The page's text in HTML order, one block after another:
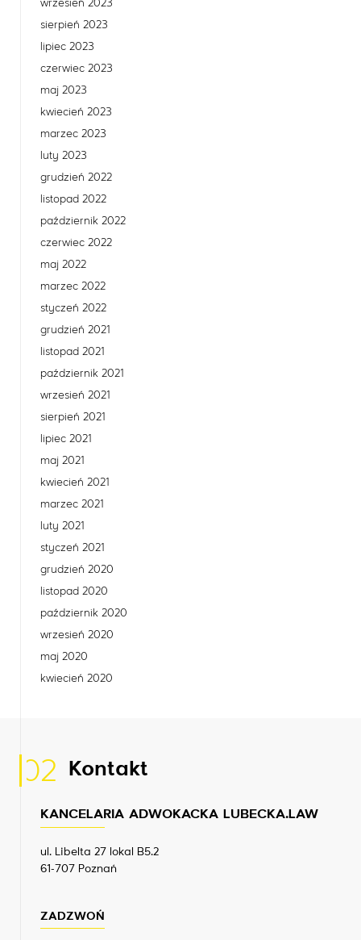
wrzesień 2023
sierpień 2023
lipiec 2023
czerwiec 2023
maj 2023
kwiecień 2023
marzec 2023
luty 2023
grudzień 2022
listopad 2022
październik 2022
czerwiec 2022
maj 2022
marzec 2022
styczeń 2022
grudzień 2021
listopad 2021
październik 2021
wrzesień 2021
sierpień 2021
lipiec 2021
maj 2021
kwiecień 2021
marzec 2021
luty 2021
styczeń 2021
grudzień 2020
listopad 2020
październik 2020
wrzesień 2020
maj 2020
kwiecień 2020
02 Kontakt
KANCELARIA ADWOKACKA LUBECKA.LAW
ul. Libelta 27 lokal B5.2
61-707 Poznań
ZADZWOŃ